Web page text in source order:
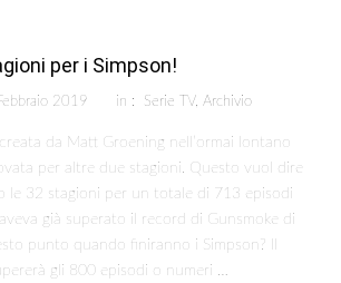
per i Simpson!
2019 in : Serie TV, Archivio
creata da Matt Groening nell’ormai lontano
per altre due stagioni. Questo vuol dire
le 32 stagioni per un totale di 713 episodi
aveva già superato il record di Gunsmoke di
punto quando finiranno i Simpson? Il
gli 800 episodi o numeri …